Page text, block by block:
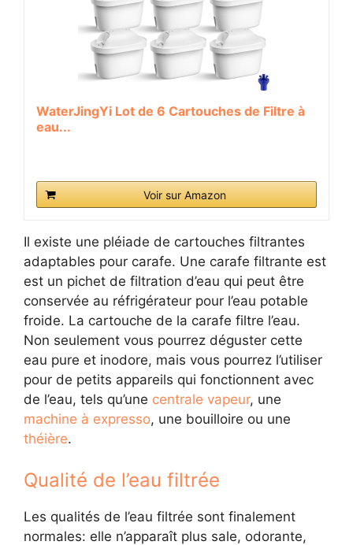
WaterJingYi Lot de 6 Cartouches de Filtre à
eau...
Voir sur Amazon
Il existe une pléiade de cartouches filtrantes
adaptables pour carafe. Une carafe filtrante est
est un pichet de filtration d’eau qui peut être
conservée au réfrigérateur pour l’eau potable
froide. La cartouche de la carafe filtre l’eau.
Non seulement vous pourrez déguster cette
eau pure et inodore, mais vous pourrez l’utiliser
pour de petits appareils qui fonctionnent avec
de l’eau, tels qu’une centrale vapeur, une
machine à expresso, une bouilloire ou une
théière.
Qualité de l’eau filtrée
Les qualités de l’eau filtrée sont finalement
normales: elle n’apparaît plus sale, odorante,